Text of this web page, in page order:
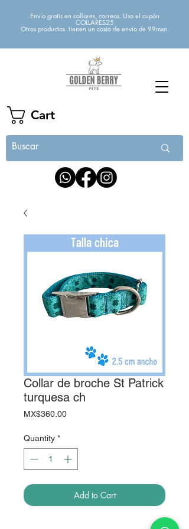
Cart
Envío gratis en collares, correas. Usa el cupón
COLLARES25
Otros productos tienen un costo de envío de 99mxn.
Collar de broche St Patrick
turquesa ch
MX$360.00Price
Quantity *
Add to Cart